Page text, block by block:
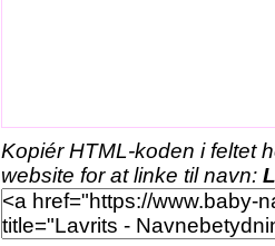
Kopiér HTML-koden i feltet
website for at linke til navn: